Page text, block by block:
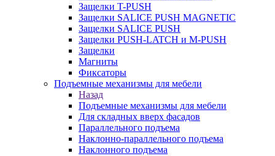
Защелки T-PUSH
Защелки SALICE PUSH MAGNETIC
Защелки SALICE PUSH
Защелки PUSH-LATCH и M-PUSH
Защелки
Магниты
Фиксаторы
Подъемные механизмы для мебели
Назад
Подъемные механизмы для мебели
Для складных вверх фасадов
Параллельного подъема
Наклонно-параллельного подъема
Наклонного подъема